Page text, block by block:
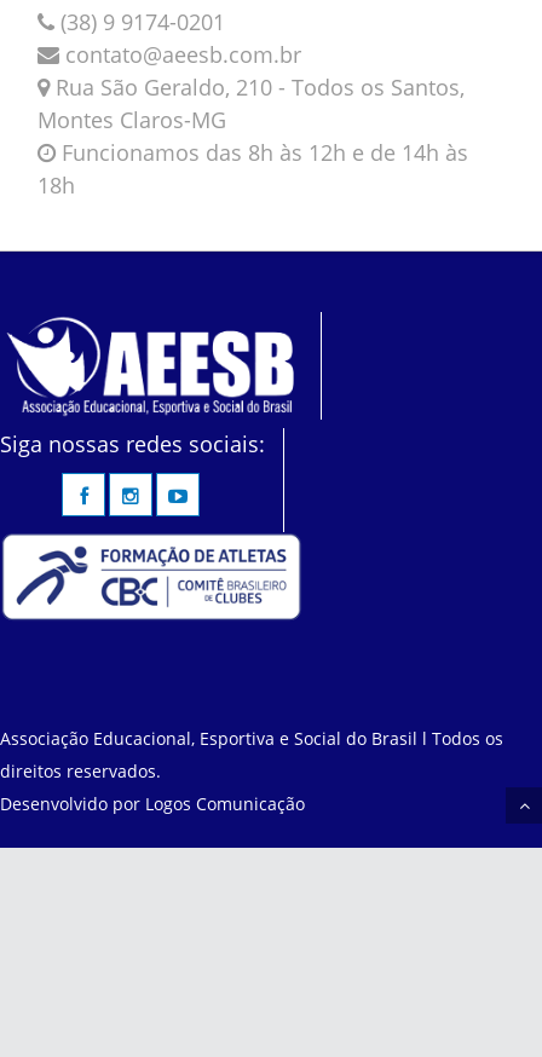
(38) 9 9174-0201
contato@aeesb.com.br
Rua São Geraldo, 210 - Todos os Santos,
Montes Claros-MG
Funcionamos das 8h às 12h e de 14h às
18h
Siga nossas redes sociais:
Associação Educacional, Esportiva e Social do Brasil l Todos os
direitos reservados.
Desenvolvido por Logos Comunicação